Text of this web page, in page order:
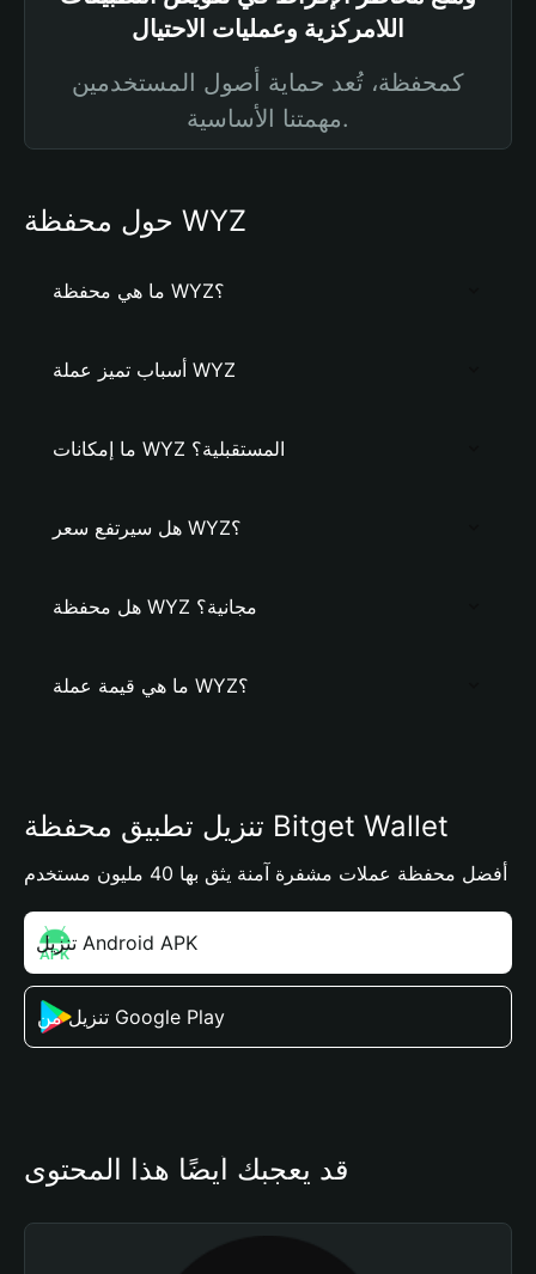
اللامركزية وعمليات الاحتيال
كمحفظة، تُعد حماية أصول المستخدمين
مهمتنا الأساسية.
حول محفظة WYZ
ما هي محفظة WYZ؟
أسباب تميز عملة WYZ
ما إمكانات WYZ المستقبلية؟
هل سيرتفع سعر WYZ؟
هل محفظة WYZ مجانية؟
ما هي قيمة عملة WYZ؟
تنزيل تطبيق محفظة Bitget Wallet
أفضل محفظة عملات مشفرة آمنة يثق بها 40 مليون مستخدم
تنزيل Android APK
تنزيل من Google Play
قد يعجبك أيضًا هذا المحتوى